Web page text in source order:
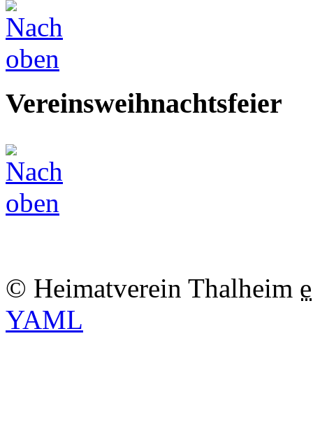
Vereinsweihnachtsfeier
© Heimatverein Thalheim
YAML